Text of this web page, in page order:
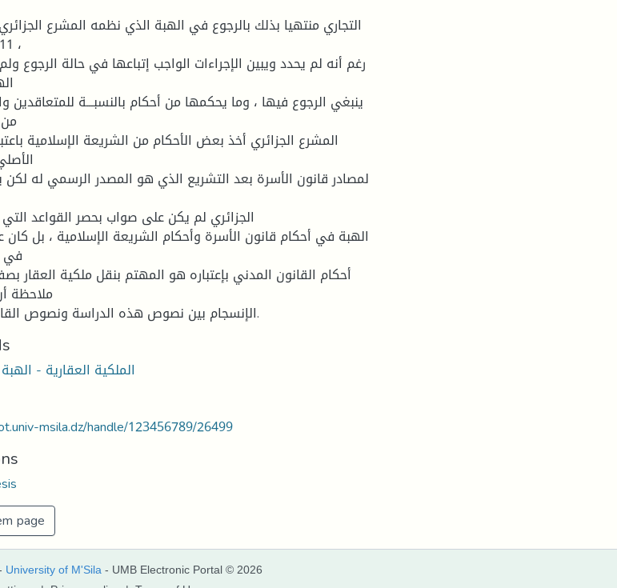
التجاري منتهیا بذلك بالرجوع في الهبة الذي نظمه المشرع
رغم أنه لم یحدد ویبین الإجراءات الواجب إتباعها في حالة الرجوع
ینبغي الرجوع فیها ، وما یحكمها من أحكام بالنسبـــة للمتعاقدین
المشرع الجزائري أخذ بعض الأحكام من الشریعة الإسلامیة
لمصادر قانون الأسرة بعد التشریع الذي هو المصدر الرسمي له
الجزائري لم یكن على صواب بحصر القواعد
الهبة في أحكام قانون الأسرة وأحكام الشریعة الإسلامیة ، بل كان
في
أحكام القانون المدني بإعتباره هو المهتم بنقل ملكیة العقار
ملاحظة
الإنسجام بین نصوص هذه الدراسة ونصوص القانون المدني.
الملكية العقارية -
msila.dz/handle/123456789/26499
page
University of M'Sila - UMB Electronic Portal © 2026